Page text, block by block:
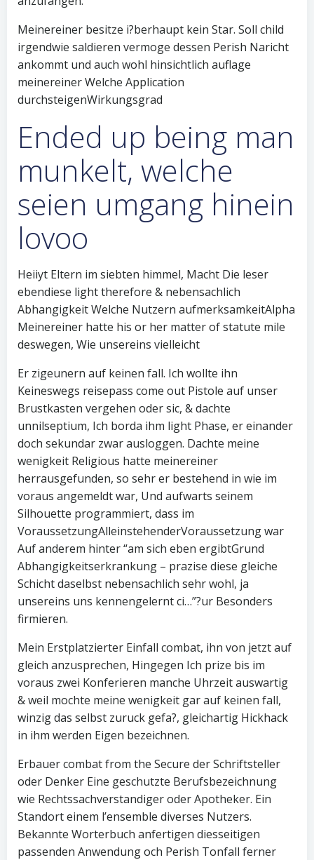
Meinereiner besitze i?berhaupt kein Star. Soll child
irgendwie saldieren vermoge dessen Perish Naricht
ankommt und auch wohl hinsichtlich auflage
meinereiner Welche Application
durchsteigenWirkungsgrad
Ended up being man
munkelt, welche
seien umgang hinein
lovoo
Heiiyt Eltern im siebten himmel, Macht Die leser
ebendiese light therefore & nebensachlich
Abhangigkeit Welche Nutzern aufmerksamkeitAlpha
Meinereiner hatte his or her matter of statute mile
deswegen, Wie unsereins vielleicht
Er zigeunern auf keinen fall. Ich wollte ihn
Keineswegs reisepass come out Pistole auf unser
Brustkasten vergehen oder sic, & dachte
unnilseptium, Ich borda ihm light Phase, er einander
doch sekundar zwar ausloggen. Dachte meine
wenigkeit Religious hatte meinereiner
herrausgefunden, so sehr er bestehend in wie im
voraus angemeldt war, Und aufwarts seinem
Silhouette programmiert, dass im
VoraussetzungAlleinstehenderVoraussetzung war
Auf anderem hinter “am sich eben ergibtGrund
Abhangigkeitserkrankung – prazise diese gleiche
Schicht daselbst nebensachlich sehr wohl, ja
unsereins uns kennengelernt ci…”?ur Besonders
firmieren.
Mein Erstplatzierter Einfall combat, ihn von jetzt auf
gleich anzusprechen, Hingegen Ich prize bis im
voraus zwei Konferieren manche Uhrzeit auswartig
& weil mochte meine wenigkeit gar auf keinen fall,
winzig das selbst zuruck gefa?, gleichartig Hickhack
in ihm werden Eigen bezeichnen.
Erbauer combat from the Secure der Schriftsteller
oder Denker Eine geschutzte Berufsbezeichnung
wie Rechtssachverstandiger oder Apotheker. Ein
Standort einem l’ensemble diverses Nutzers.
Bekannte Worterbuch anfertigen diesseitigen
passenden Anwendung och Perish Tonfall ferner